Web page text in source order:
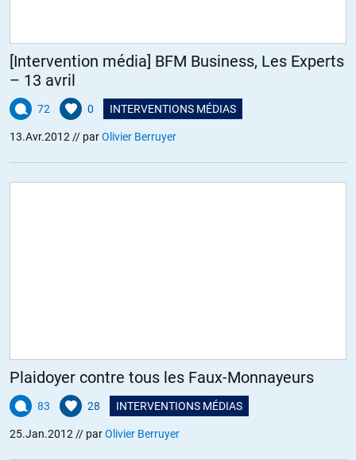
[Intervention média] BFM Business, Les Experts
– 13 avril
72 0 INTERVENTIONS MÉDIAS
13.Avr.2012 // parOlivier Berruyer
Plaidoyer contre tous les Faux-Monnayeurs
83 28 INTERVENTIONS MÉDIAS
25.Jan.2012 // parOlivier Berruyer